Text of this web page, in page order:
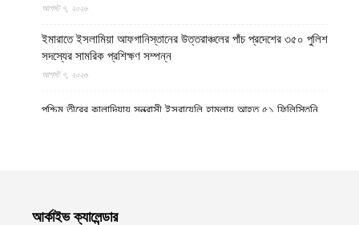
আগস্ট ৭, ২০২৬
ইমারাতে ইসলামিয়া আফগানিস্তানের উত্তরাঞ্চলের পাঁচ প্রদেশের ৩৫০ পুলিশ
সদস্যের সামরিক প্রশিক্ষণ সম্পন্ন
আগস্ট ৭, ২০২৬
পশ্চিম তীরের কালান্দিয়ায় সন্ত্রাসী ইসরায়েলি হামলায় আহত ৫১ ফিলিস্তিনি
বগুড়ায় ছিনতাই দেখে ফেলায় শিশুকে হত্যা, ধানক্ষেতে মিললো মাটিচাপা লাশ
আর্কাইভ ক্যালেন্ডার